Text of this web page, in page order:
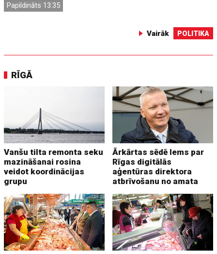
Papildināts 13:35
Vairāk POLITIKA
RĪGĀ
Vanšu tilta remonta seku
mazināšanai rosina
veidot koordinācijas
grupu
Ārkārtas sēdē lems par
Rīgas digitālās
aģentūras direktora
atbrīvošanu no amata